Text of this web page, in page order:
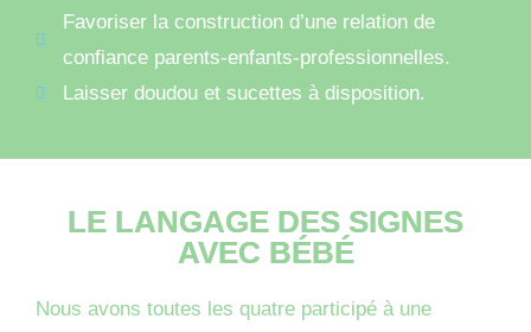
Favoriser la construction d’une relation de
confiance parents-enfants-professionnelles.
Laisser doudou et sucettes à disposition.
LE LANGAGE DES SIGNES
AVEC BÉBÉ
Nous avons toutes les quatre participé à une